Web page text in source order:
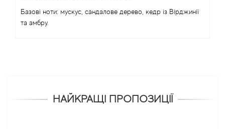
Базові ноти: мускус, сандалове дерево, кедр із Вірджинії
та амбру.
НАЙКРАЩІ ПРОПОЗИЦІЇ